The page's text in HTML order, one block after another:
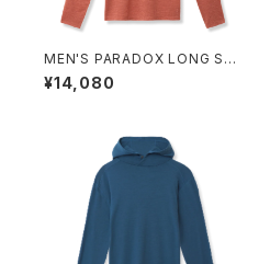
MEN'S PARADOX LONG SL
EEVE TEE
¥14,080